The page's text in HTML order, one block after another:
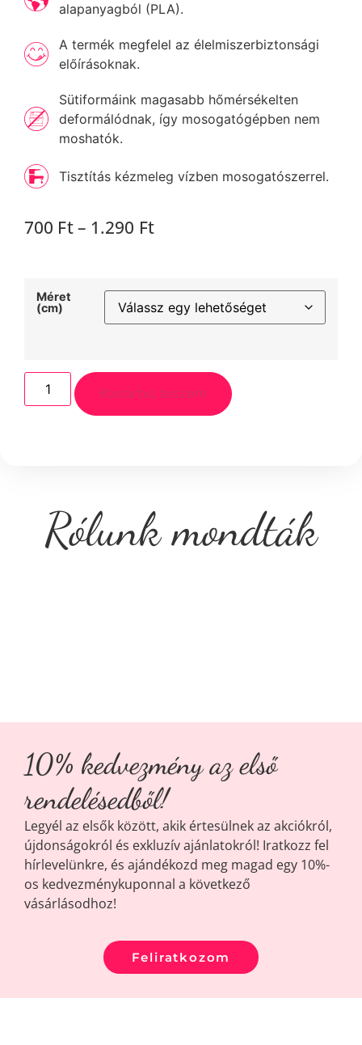
alapanyagból (PLA).
A termék megfelel az élelmiszerbiztonsági
előírásoknak.
Sütiformáink magasabb hőmérsékelten
deformálódnak, így mosogatógépben nem
moshatók.
Tisztítás kézmeleg vízben mosogatószerrel.
700 Ft– 1.290 Ft
Méret
(cm)
Kosárba teszem
Rólunk mondták
10% kedvezmény az első
rendelésedből!
Legyél az elsők között, akik értesülnek az akciókról,
újdonságokról és exkluzív ajánlatokról! Iratkozz fel
hírlevelünkre, és ajándékozd meg magad egy 10%-
os kedvezménykuponnal a következő
vásárlásodhoz!
Feliratkozom